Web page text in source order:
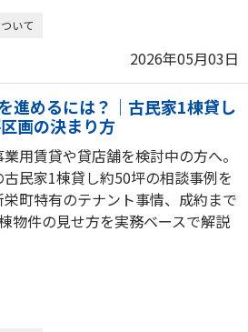
いて
2026年05月03日
進めるには？｜古民家1棟貸し
画の決まり方
用賃貸や貸店舗を検討中の方へ。
民家1棟貸し約50坪の相談事例を
町特有のテナント事情、成約まで
物件の見せ方を実務ベースで解説